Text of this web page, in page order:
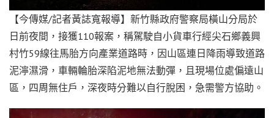
【今傳媒/記者黃誌寬報導】新竹縣政府警察局橫山分局於
日前夜間，接獲110報案，稱駕駛自小貨車行經尖石鄉義興
村竹59線往馬胎方向產業道路時，因山區連日降雨導致道路
泥濘濕滑，車輛輪胎深陷泥地無法動彈，且現場位處偏遠山
區，四周無住戶，深夜時分難以自行脫困，急需警方協助。